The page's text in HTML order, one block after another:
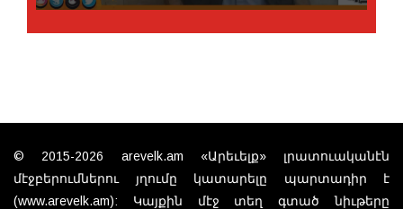
© 2015-2026 arevelk.am «Արեւելք» լրատուականէն
մէջբերումներու յղումը կատարելը պարտադիր է
(www.arevelk.am): Կայքին մէջ տեղ գտած նիւթերը